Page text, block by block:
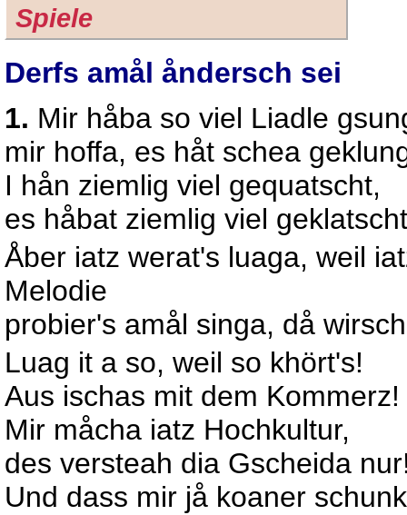
Spiele
Derfs amål åndersch sei
1. Mir håba so viel Liadle
mir hoffa, es håt schea
I hån ziemlig viel gequatscht,
es håbat ziemlig viel
Åber iatz werat's luaga, weil
Melodie
probier's amål singa, då
Luag it a so, weil so khört's!
Aus ischas mit dem Kommerz!
Mir måcha iatz Hochkultur,
des versteah dia Gscheida
Und dass mir jå koaner